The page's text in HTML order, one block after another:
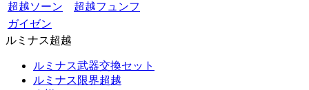
超越ソーン
超越フュンフ
ガイゼン
ルミナス超越
ルミナス武器交換セット
ルミナス限界超越